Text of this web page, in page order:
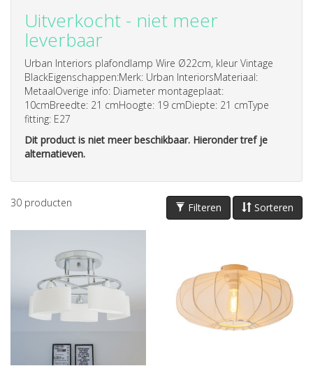
Uitverkocht - niet meer
leverbaar
Urban Interiors plafondlamp Wire Ø22cm, kleur Vintage
BlackEigenschappen:Merk: Urban InteriorsMateriaal:
MetaalOverige info: Diameter montageplaat:
10cmBreedte: 21 cmHoogte: 19 cmDiepte: 21 cmType
fitting: E27
Dit product is niet meer beschikbaar. Hieronder tref je
alternatieven.
Sorteren
Filteren
30 producten